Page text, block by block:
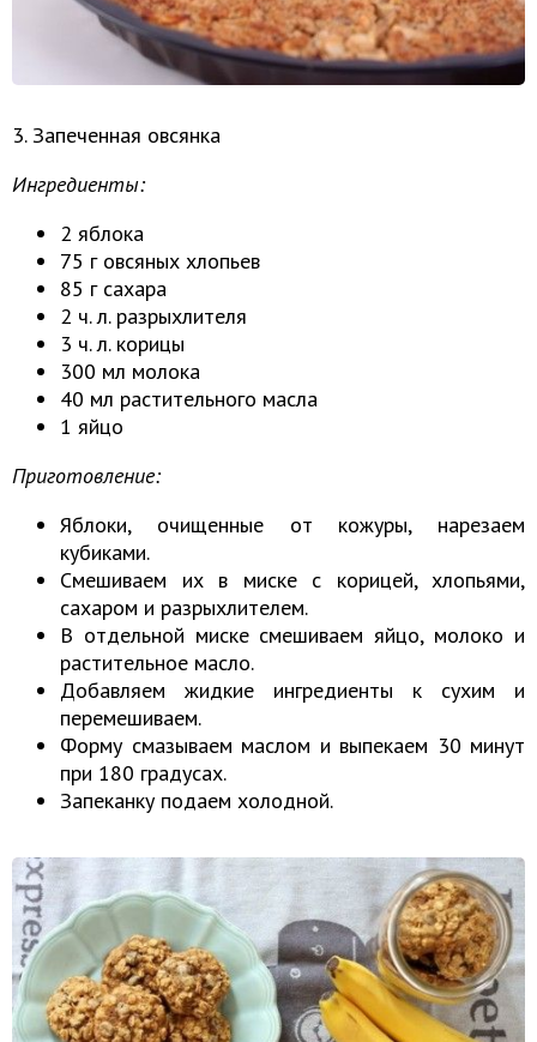
3. Запеченная овсянка
Ингредиенты:
2 яблока
75 г овсяных хлопьев
85 г сахара
2 ч. л. разрыхлителя
3 ч. л. корицы
300 мл молока
40 мл растительного масла
1 яйцо
Приготовление:
Яблоки, очищенные от кожуры, нарезаем
кубиками.
Смешиваем их в миске с корицей, хлопьями,
сахаром и разрыхлителем.
В отдельной миске смешиваем яйцо, молоко и
растительное масло.
Добавляем жидкие ингредиенты к сухим и
перемешиваем.
Форму смазываем маслом и выпекаем 30 минут
при 180 градусах.
Запеканку подаем холодной.